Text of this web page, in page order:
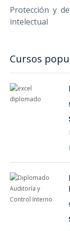
Protección y
intelectual
Cursos